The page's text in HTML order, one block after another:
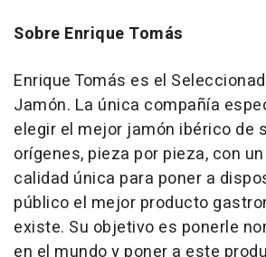
Sobre Enrique Tomás
Enrique Tomás es el
Jamón. La única compañía
elegir el mejor jamón ibérico de
orígenes, pieza por pieza, con
calidad única para poner a
público el mejor producto
existe. Su objetivo es ponerle
en el mundo y poner a este